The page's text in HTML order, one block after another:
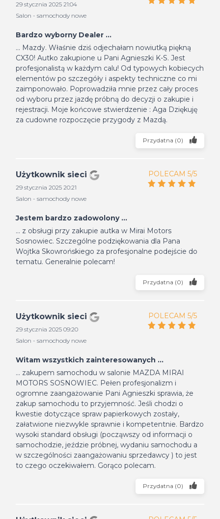
29 stycznia 2025 21:04
Salon - samochody nowe
Bardzo wyborny Dealer ...
... Mazdy. Właśnie dziś odjechałam nowiutką piękną
CX30! Autko zakupione u Pani Agnieszki K-S. Jest
profesjonalistą w każdym calu! Od typowych kobiecych
elementów po szczegóły i aspekty techniczne co mi
zaimponowało. Poprowadziła mnie przez cały proces
od wyboru przez jazdę próbną do decyzji o zakupie i
rejestracji. Moje końcowe stwierdzenie : Aga Dziękuję
za cudowne rozpoczęcie przygody z Mazdą.
Przydatna (0)
Użytkownik sieci
29 stycznia 2025 20:21
Salon - samochody nowe
POLECAM 5/5
Jestem bardzo zadowolony ...
... z obsługi przy zakupie autka w Mirai Motors
Sosnowiec. Szczególne podziękowania dla Pana
Wojtka Skowrońskiego za profesjonalne podejście do
tematu. Generalnie polecam!
Przydatna (0)
Użytkownik sieci
29 stycznia 2025 09:20
Salon - samochody nowe
POLECAM 5/5
Witam wszystkich zainteresowanych ...
... zakupem samochodu w salonie MAZDA MIRAI
MOTORS SOSNOWIEC. Pełen profesjonalizm i
ogromne zaangażowanie Pani Agnieszki sprawia, że
zakup samochodu to przyjemność. Jeśli chodzi o
kwestie dotyczące spraw papierkowych zostały,
załatwione niezwykle sprawnie i kompetentnie. Bardzo
wysoki standard obsługi (począwszy od informacji o
samochodzie, jeździe próbnej, wydaniu samochodu a
w szczególności zaangażowaniu sprzedawcy ) to jest
to czego oczekiwałem. Gorąco polecam.
Przydatna (0)